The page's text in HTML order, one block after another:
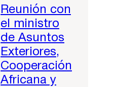
Reunión con
el ministro
de Asuntos
Exteriores,
Cooperación
Africana y